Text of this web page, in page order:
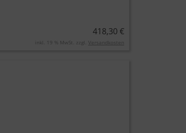
418,30 €
inkl. 19 % MwSt. zzgl. Versandkosten